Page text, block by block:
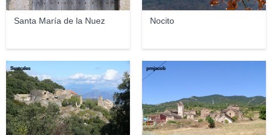
Santa María de la Nuez Nocito
Sestrales pmjacob